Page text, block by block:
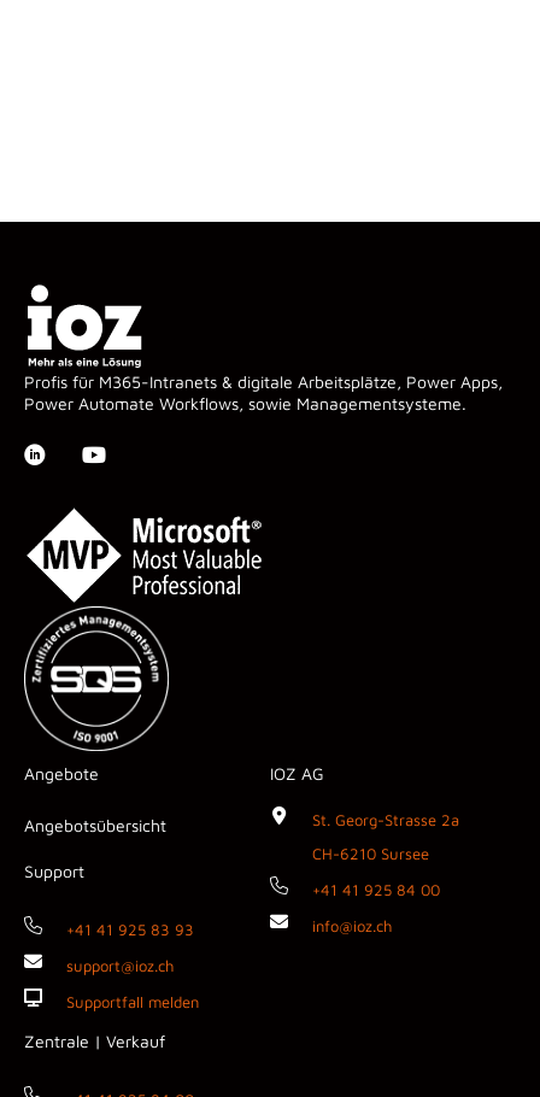
Profis für M365-Intranets & digitale Arbeitsplätze, Power Apps,
Power Automate Workflows, sowie Managementsysteme.
Angebote
Angebotsübersicht
Support
+41 41 925 83 93
support@ioz.ch
Supportfall melden
Zentrale | Verkauf
IOZ AG
St. Georg-Strasse 2a
CH-6210 Sursee
+41 41 925 84 00
info@ioz.ch